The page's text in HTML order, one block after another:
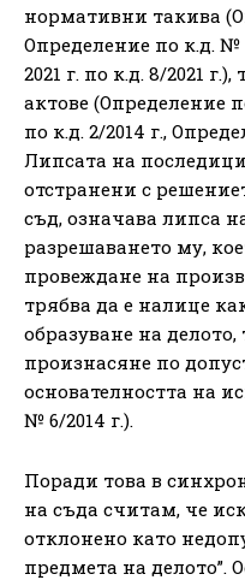
нормативни такива
Определение по к.д. №
2021 г. по к.д. 8/2021
актове (Определение
по к.д. 2/2014 г.,
Липсата на
отстранени с
съд, означава липса
разрешаването му,
провеждане на
трябва да е налице
образуване на
произнасяне по
основателността на
№ 6/2014 г.).
Поради това в
на съда считам, че
отклонено като
предмета на делото”.